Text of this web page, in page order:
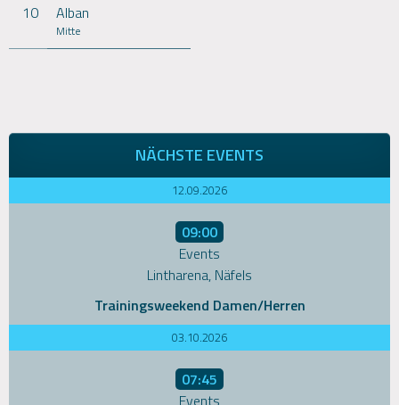
10 Alban
Mitte
NÄCHSTE EVENTS
12.09.2026
09:00
Events
Lintharena, Näfels
Trainingsweekend Damen/Herren
03.10.2026
07:45
Events